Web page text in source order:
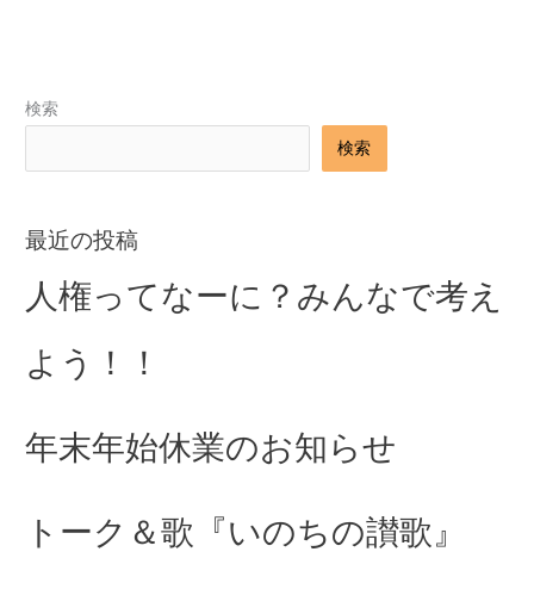
検索
検索
最近の投稿
人権ってなーに？みんなで考え
よう！！
年末年始休業のお知らせ
トーク＆歌『いのちの讃歌』